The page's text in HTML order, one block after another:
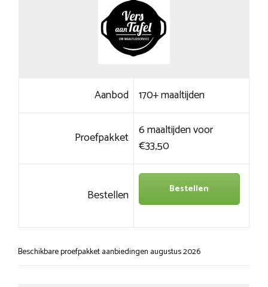
Aanbod 170+ maaltijden
Proefpakket 6 maaltijden voor
€33,50
Bestellen Bestellen
Beschikbare proefpakket aanbiedingen augustus 2026